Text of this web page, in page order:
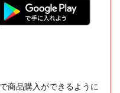
商品購入ができるように